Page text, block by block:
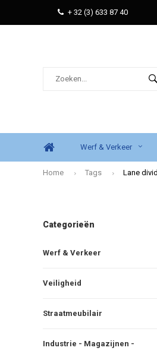
+ 32 (3) 633 87 40
Werf & Verkeer
Home Tags Lane
Categorieën
Werf & Verkeer
Veiligheid
Straatmeubilair
Industrie - Magazijnen -